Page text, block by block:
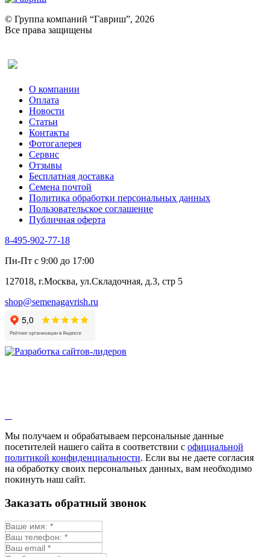
Ревень
Рукола
Рута
Тмин
Трава для чая
Туласи
Укроп
Фенхель пряный
Хризантема овощная
Цикорий пряный
Цикорий салатный (Витлуф)
Черемша
Шпинат
Щавель
Эндивий
Эстрагон
Алтей
Бессмертник
Валериана
Валерианелла
Гибискус лекарственный
Девясил
Душица
Змееголовник
Мыльнянка
Мята
Овсяный корень
Огуречная трава
Пустырник
Репешок
Синюха
© Группа компаний “Гавриш”, 2026
Все права защищены
О компании
Оплата
Новости
Статьи
Контакты
Фотогалерея​
Сервис
Отзывы
Бесплатная доставка
Семена почтой
Политика обработки персональных данных
Пользовательское соглашение
Публичная оферта
8-495-902-77-18
Пн-Пт с 9:00 до 17:00
127018, г.Москва, ул.Складочная, д.3, стр 5
shop@semenagavrish.ru
Мы получаем и обрабатываем персональные данные
посетителей нашего сайта в соответствии с официальной
политикой конфиденциальности. Если вы не даете согласия
на обработку своих персональных данных, вам необходимо
покинуть наш сайт.
Заказать обратный звонок